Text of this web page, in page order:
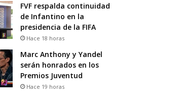
FVF respalda continuidad
de Infantino en la
presidencia de la FIFA
Hace 18 horas
Marc Anthony y Yandel
serán honrados en los
Premios Juventud
Hace 19 horas